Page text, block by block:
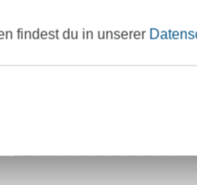
findest du in unserer